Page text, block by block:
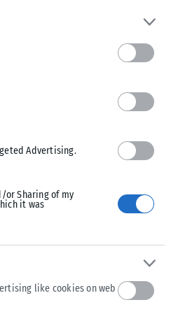
Advertising.
or Sharing of my
it was
like cookies on web